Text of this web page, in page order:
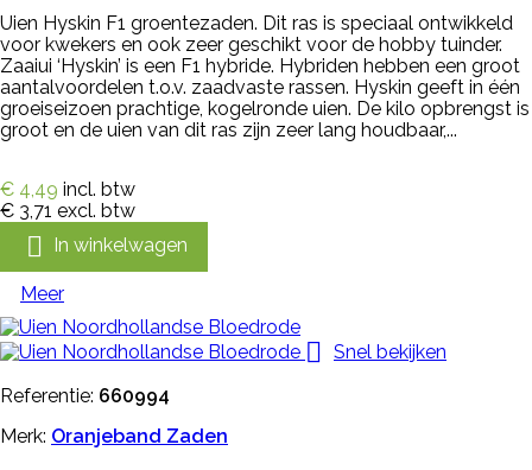
Uien Hyskin F1 groentezaden. Dit ras is speciaal ontwikkeld
voor kwekers en ook zeer geschikt voor de hobby tuinder.
Zaaiui ‘Hyskin’ is een F1 hybride. Hybriden hebben een groot
aantalvoordelen t.o.v. zaadvaste rassen. Hyskin geeft in één
groeiseizoen prachtige, kogelronde uien. De kilo opbrengst is
groot en de uien van dit ras zijn zeer lang houdbaar,...
€ 4,49 incl. btw
€ 3,71 excl. btw
 In winkelwagen
Meer

Snel bekijken
Referentie: 660994
Merk: Oranjeband Zaden